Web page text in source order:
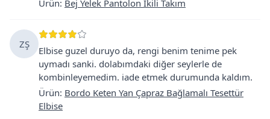
Ürün: Bej Yelek Pantolon İkili Takım
ZŞ
Elbise guzel duruyo da, rengi benim tenime pek
uymadı sanki. dolabımdaki diğer seylerle de
kombinleyemedim. iade etmek durumunda kaldım.
Ürün: Bordo Keten Yan Çapraz Bağlamalı Tesettür
Elbise